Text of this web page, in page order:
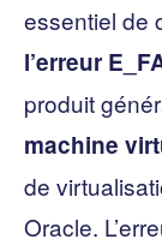
essentiel de
l’erreur
produit
machine
de
Oracle.